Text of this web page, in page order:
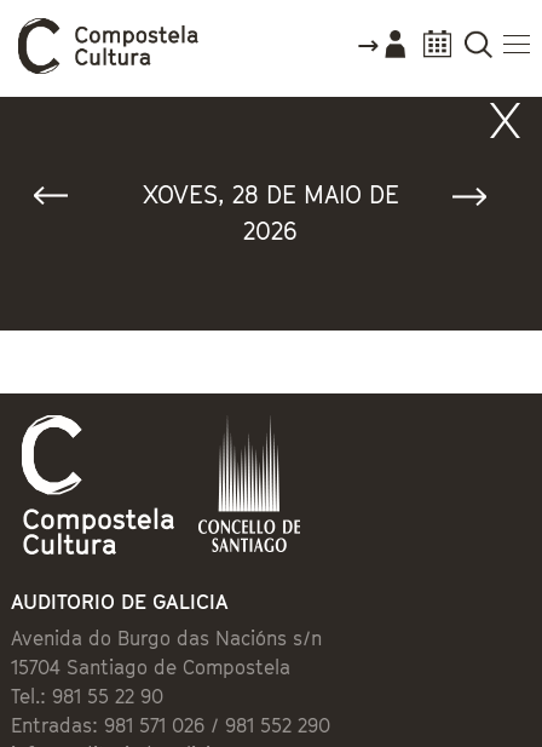
XOVES, 28 DE MAIO DE
2026
AUDITORIO DE GALICIA
Avenida do Burgo das Nacións s/n
15704 Santiago de Compostela
Tel.: 981 55 22 90
Entradas: 981 571 026 / 981 552 290